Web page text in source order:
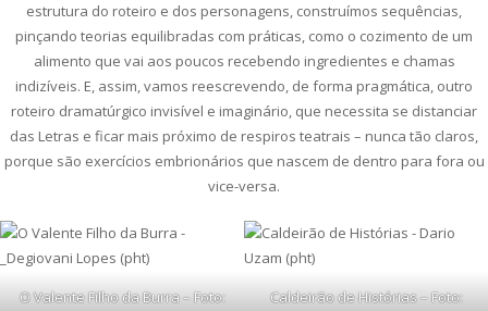
estrutura do roteiro e dos personagens, construímos sequências,
pinçando teorias equilibradas com práticas, como o cozimento de um
alimento que vai aos poucos recebendo ingredientes e chamas
indizíveis. E, assim, vamos reescrevendo, de forma pragmática, outro
roteiro dramatúrgico invisível e imaginário, que necessita se distanciar
das Letras e ficar mais próximo de respiros teatrais – nunca tão claros,
porque são exercícios embrionários que nascem de dentro para fora ou
vice-versa.
O Valente Filho da Burra – Foto:
Caldeirão de Histórias – Foto: